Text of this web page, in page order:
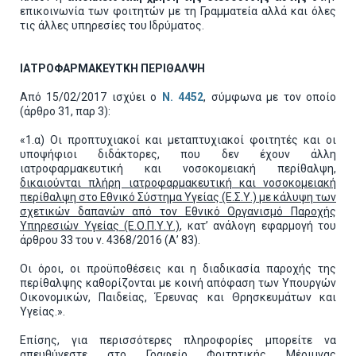
επικοινωνία των φοιτητών με τη Γραμματεία αλλά και όλες
τις άλλες υπηρεσίες του Ιδρύματος.
ΙΑΤΡΟΦΑΡΜΑΚΕΥΤΚΗ ΠΕΡΙΘΑΛΨΗ
Από 15/02/2017 ισχύει ο Ν. 4452, σύμφωνα με τον οποίο
(άρθρο 31, παρ 3):
«1.α) Οι προπτυχιακοί και μεταπτυχιακοί φοιτητές και οι
υποψήφιοι διδάκτορες, που δεν έχουν άλλη
ιατροφαρμακευτική και νοσοκομειακή περίθαλψη,
δικαιούνται πλήρη ιατροφαρμακευτική και νοσοκομειακή
περίθαλψη στο Εθνικό Σύστημα Υγείας (Ε.Σ.Υ.) με κάλυψη των
σχετικών δαπανών από τον Εθνικό Οργανισμό Παροχής
Υπηρεσιών Υγείας (Ε.Ο.Π.Υ.Υ.), κατ’ ανάλογη εφαρμογή του
άρθρου 33 του ν. 4368/2016 (Α’ 83).
Οι όροι, οι προϋποθέσεις και η διαδικασία παροχής της
περίθαλψης καθορίζονται με κοινή απόφαση των Υπουργών
Οικονομικών, Παιδείας, Έρευνας και Θρησκευμάτων και
Υγείας.».
Επίσης, για περισσότερες πληροφορίες μπορείτε να